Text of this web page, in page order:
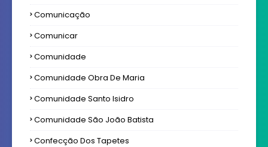
Comunicação
Comunicar
Comunidade
Comunidade Obra De Maria
Comunidade Santo Isidro
Comunidade São João Batista
Confecção Dos Tapetes